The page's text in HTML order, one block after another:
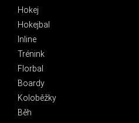
Hokej
Hokejbal
Inline
Trénink
Florbal
Boardy
Koloběžky
Běh